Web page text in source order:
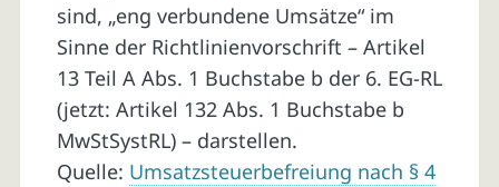
sind, „eng verbundene Umsätze“ im
Sinne der Richtlinienvorschrift – Artikel
13 Teil A Abs. 1 Buchstabe b der 6. EG-RL
(jetzt: Artikel 132 Abs. 1 Buchstabe b
MwStSystRL) – darstellen.
Quelle: Umsatzsteuerbefreiung nach § 4